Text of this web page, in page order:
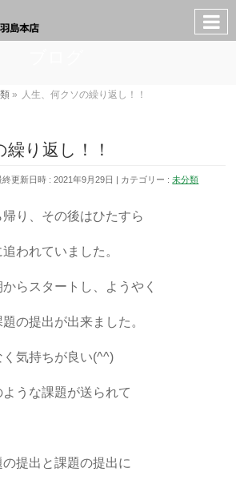
» 人生、何クソの繰り返し！！
繰り返し！！
終更新日時 : 2021年9月29日 カテゴリー :未分類
り、その後はひたすら
われていました。
らスタートし、ようやく
の提出が出来ました。
気持ちが良い(^^)
うな課題が送られて
提出と課題の提出に